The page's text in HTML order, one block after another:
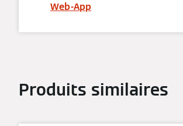
Web-App
Produits similaires